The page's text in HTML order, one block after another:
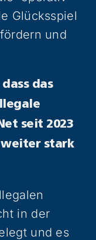
Glücksspiel
und
das
seit 2023
weiter stark
in der
und es